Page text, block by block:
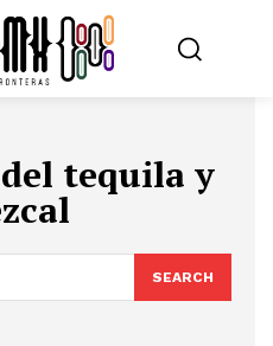
tequila y
SEARCH